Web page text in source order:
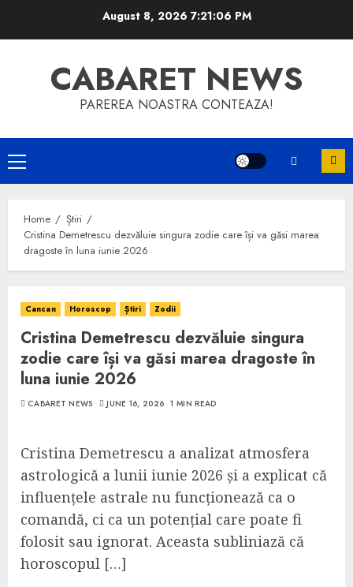
August 8, 20267:21:07 PM
CABARET NEWS
PAREREA NOASTRA CONTEAZA!
Primary
Menu
Home
Știri
Cristina Demetrescu dezvăluie singura zodie care își va găsi marea
dragoste în luna iunie 2026
Cancan Horoscop Știri Zodii
Cristina Demetrescu dezvăluie singura
zodie care își va găsi marea dragoste în
luna iunie 2026
CABARET NEWS JUNE 16, 2026 1 MIN READ
Cristina Demetrescu a analizat atmosfera
astrologică a lunii iunie 2026 și a explicat că
influențele astrale nu funcționează ca o
comandă, ci ca un potențial care poate fi
folosit sau ignorat. Aceasta subliniază că
horoscopul […]